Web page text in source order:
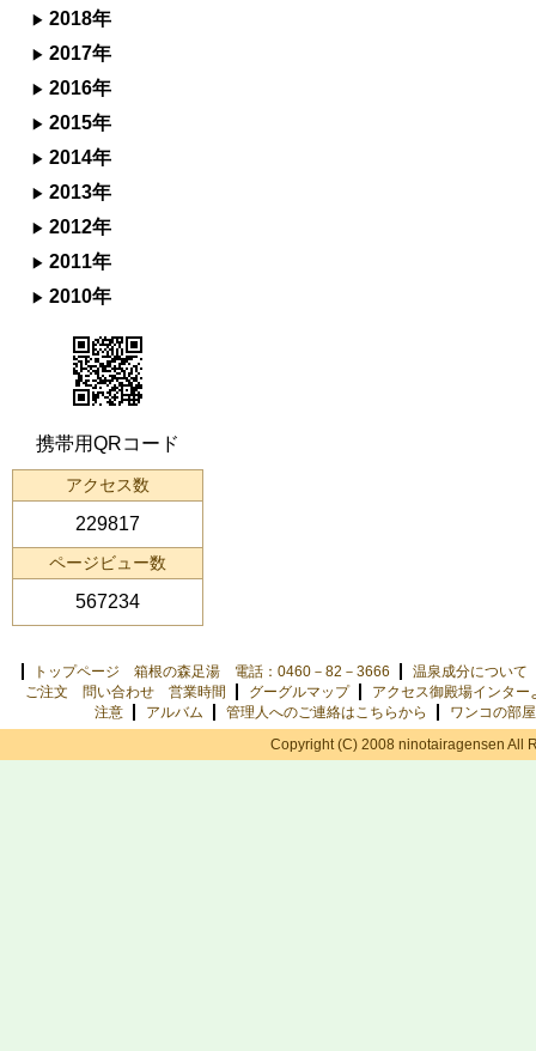
2018年
2017年
2016年
2015年
2014年
2013年
2012年
2011年
2010年
携帯用QRコード
アクセス数
229817
ページビュー数
567234
トップページ 箱根の森足湯 電話：0460－82－3666
温泉成分について
ご注文 問い合わせ 営業時間
グーグルマップ
アクセス御殿場インター
注意
アルバム 管理人へのご連絡はこちらから
ワンコの部屋
Copyright (C) 2008 ninotairagensen All